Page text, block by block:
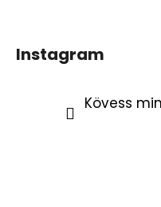
Instagram
Kövess